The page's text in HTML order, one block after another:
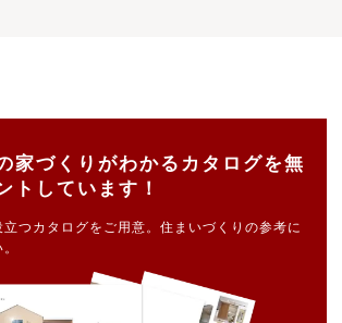
家づくりがわかるカタログを無
トしています！
つカタログをご用意。住まいづくりの参考に